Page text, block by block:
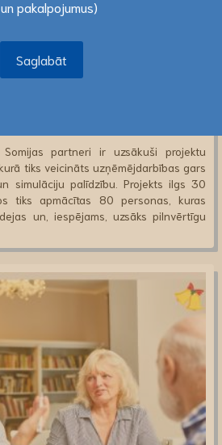
Saglabāt
nepieciešams mainīt izpratni par
sociāli aktīvāki.
partneri ir uzsākuši projektu
tiks veicināts uzņēmējdarbības gars
simulāciju palīdzību. Projekts ilgs 30
tiks apmācītas 80 personas, kuras
un, iespējams, uzsāks pilnvērtīgu
pakalpojumus)
Saglabāt